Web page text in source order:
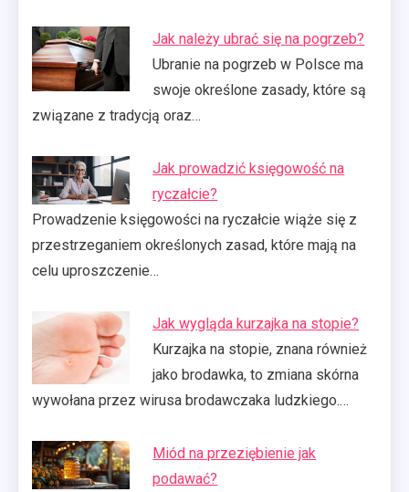
Jak należy ubrać się na pogrzeb?
Ubranie na pogrzeb w Polsce ma
swoje określone zasady, które są
związane z tradycją oraz…
Jak prowadzić księgowość na
ryczałcie?
Prowadzenie księgowości na ryczałcie wiąże się z
przestrzeganiem określonych zasad, które mają na
celu uproszczenie…
Jak wygląda kurzajka na stopie?
Kurzajka na stopie, znana również
jako brodawka, to zmiana skórna
wywołana przez wirusa brodawczaka ludzkiego.…
Miód na przeziębienie jak
podawać?